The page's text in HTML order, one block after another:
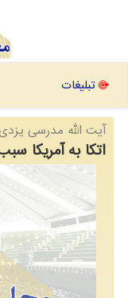
تبلیغات
آیت الله مدرسی
اتکا به آمریکا